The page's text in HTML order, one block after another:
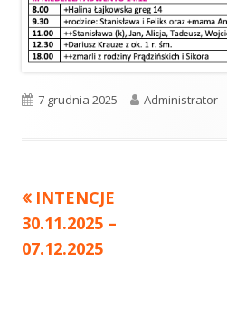
Opublikowano
7 grudnia 2025 Autor
Administrator
Nawigacja
wpisu
Poprzedni
artykół
INTENCJE
30.11.2025 –
07.12.2025